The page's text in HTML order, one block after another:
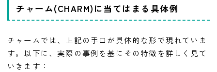
チャーム(CHARM)に当てはまる具体例
チャームでは、上記の手口が具体的な形で現れていま
す。以下に、実際の事例を基にその特徴を詳しく見て
いきます：